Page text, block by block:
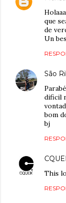
que
de
Un
São
dificil
bom
bj
This